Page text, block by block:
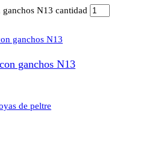
ganchos N13 cantidad
ganchos N13
de peltre